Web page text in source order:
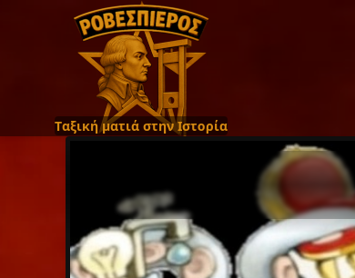
Ταξική ματιά στην Ιστορία